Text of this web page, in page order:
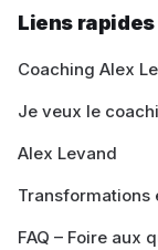
Liens rapides
Coaching Alex
Je veux le
Alex Levand
Transformations
FAQ – Foire aux